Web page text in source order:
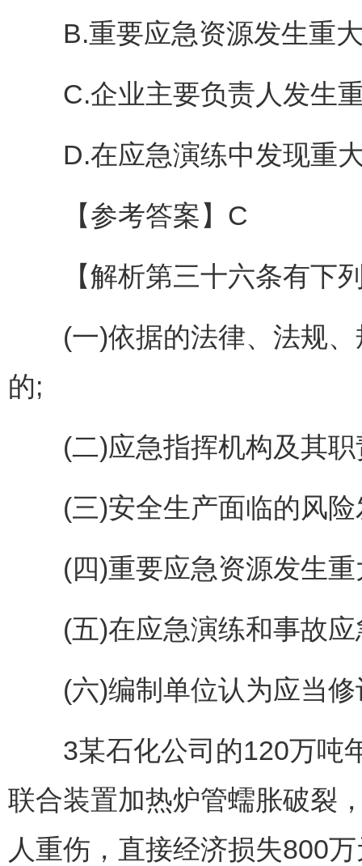
B.重要应急资源发生重
C.企业主要负责人发生
D.在应急演练中发现重
【参考答案】C
【解析第三十六条有下列
(一)依据的法律、法规、
的;
(二)应急指挥机构及其职
(三)安全生产面临的风险
(四)重要应急资源发生重
(五)在应急演练和事故应
(六)编制单位认为应当修
3某石化公司的120万吨年
联合装置加热炉管蠕胀破裂
人重伤，直接经济损失800